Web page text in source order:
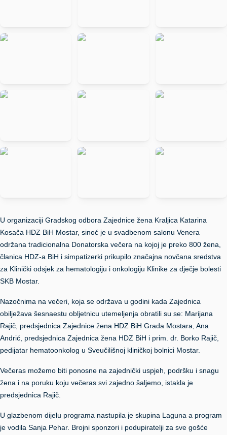
U organizaciji Gradskog odbora Zajednice žena Kraljica Katarina
Kosača HDZ BiH Mostar, sinoć je u svadbenom salonu Venera
održana tradicionalna Donatorska večera na kojoj je preko 800 žena,
članica HDZ-a BiH i simpatizerki prikupilo značajna novčana sredstva
za Klinički odsjek za hematologiju i onkologiju Klinike za dječje bolesti
SKB Mostar.
Nazočnima na večeri, koja se održava u godini kada Zajednica
obilježava šesnaestu obljetnicu utemeljenja obratili su se: Marijana
Rajič, predsjednica Zajednice žena HDZ BiH Grada Mostara, Ana
Andrić, predsjednica Zajednica žena HDZ BiH i prim. dr. Borko Rajič,
pedijatar hematoonkolog u Sveučilišnoj kliničkoj bolnici Mostar.
Večeras možemo biti ponosne na zajednički uspjeh, podršku i snagu
žena i na poruku koju večeras svi zajedno šaljemo, istakla je
predsjednica Rajič.
U glazbenom dijelu programa nastupila je skupina Laguna a program
je vodila Sanja Pehar. Brojni sponzori i podupiratelji za sve gošće